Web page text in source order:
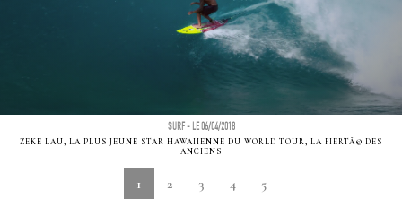
SURF - LE 06/04/2018
ZEKE LAU, LA PLUS JEUNE STAR HAWAIIENNE DU WORLD TOUR, LA FIERTÃ© DES
ANCIENS
1 2 3 4 5